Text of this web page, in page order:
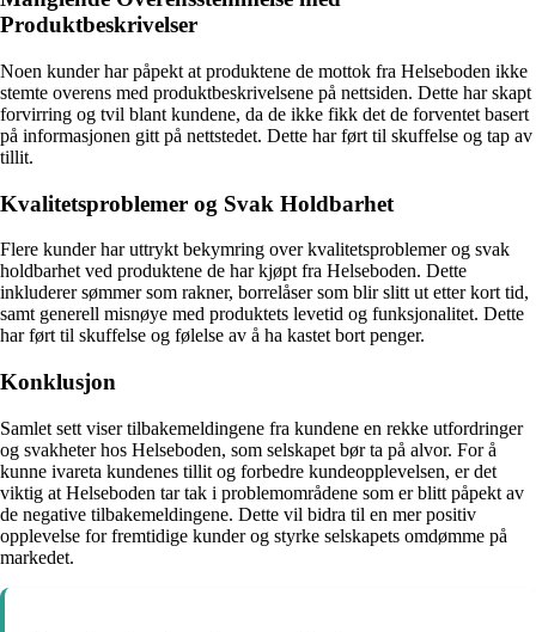
Produktbeskrivelser
Noen kunder har påpekt at produktene de mottok fra Helseboden ikke
stemte overens med produktbeskrivelsene på nettsiden. Dette har skapt
forvirring og tvil blant kundene, da de ikke fikk det de forventet basert
på informasjonen gitt på nettstedet. Dette har ført til skuffelse og tap av
tillit.
Kvalitetsproblemer og Svak Holdbarhet
Flere kunder har uttrykt bekymring over kvalitetsproblemer og svak
holdbarhet ved produktene de har kjøpt fra Helseboden. Dette
inkluderer sømmer som rakner, borrelåser som blir slitt ut etter kort tid,
samt generell misnøye med produktets levetid og funksjonalitet. Dette
har ført til skuffelse og følelse av å ha kastet bort penger.
Konklusjon
Samlet sett viser tilbakemeldingene fra kundene en rekke utfordringer
og svakheter hos Helseboden, som selskapet bør ta på alvor. For å
kunne ivareta kundenes tillit og forbedre kundeopplevelsen, er det
viktig at Helseboden tar tak i problemområdene som er blitt påpekt av
de negative tilbakemeldingene. Dette vil bidra til en mer positiv
opplevelse for fremtidige kunder og styrke selskapets omdømme på
markedet.